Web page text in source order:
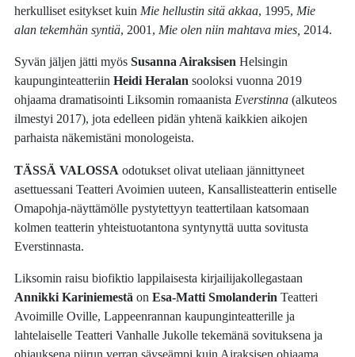
herkulliset esitykset kuinMie hellustin sitä akkaa, 1995,Mie
alan tekemhän syntiä, 2001,Mie olen niin mahtava mies,2014.
Syvän jäljen jätti myösSusanna Airaksisen Helsingin
kaupunginteatteriinHeidi Heralan sooloksi vuonna 2019
ohjaama dramatisointi Liksomin romaanistaEverstinna(alkuteos
ilmestyi 2017), jota edelleen pidän yhtenä kaikkien aikojen
parhaista näkemistäni monologeista.
TÄSSÄ VALOSSA odotukset olivat uteliaan jännittyneet
asettuessani Teatteri Avoimien uuteen, Kansallisteatterin entiselle
Omapohja-näyttämölle pystytettyyn teattertilaan katsomaan
kolmen teatterin yhteistuotantona syntynyttä uutta sovitusta
Everstinnasta.
Liksomin raisu biofiktio lappilaisesta kirjailijakollegastaan
Annikki Kariniemestä onEsa-Matti Smolanderin Teatteri
Avoimille Oville, Lappeenrannan kaupunginteatterille ja
lahtelaiselle Teatteri Vanhalle Jukolle tekemänä sovituksena ja